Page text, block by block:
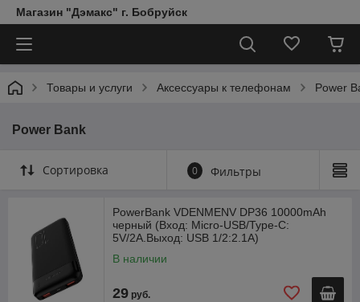
Магазин "Дэмакс" г. Бобруйск
Товары и услуги Аксессуары к телефонам Power
Power Bank
Сортировка 0 Фильтры
PowerBank VDENMENV DP36 10000mAh
черный (Вход: Micro-USB/Type-C:
5V/2A.Выход: USB 1/2:2.1A)
В наличии
29 руб.